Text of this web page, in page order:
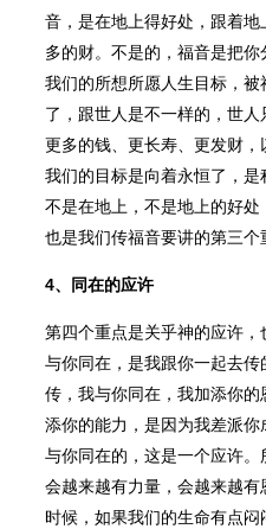
音，是在地上得好处，跟着
多的财。不是的，福音是把
我们的所想所愿人生目标，
了，跟世人是不一样的，世
更多的钱、更⻓寿、更发财，
我们的目标是向着永恒了，
不是在地上，不是地上的好
也是我们传福音要讲的第三个
4、同在的应许
第四个重点是关乎神的应许
与你同在，是我跟你一起去
传，我与你同在，我加添你
添你的能力，是因为我差派
与你同在的，这是一个应许
会越来越有力量，会越来越
时候，如果我们的生命有点